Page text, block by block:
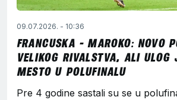
09.07.2026. - 10:36
FRANCUSKA - MAROKO: NOVO
VELIKOG RIVALSTVA, ALI ULOG
MESTO U POLUFINALU
Pre 4 godine sastali su se u